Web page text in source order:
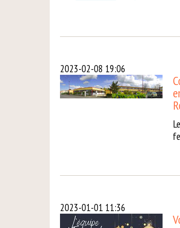
2023-02-08 19:06
2023-01-01 11:36